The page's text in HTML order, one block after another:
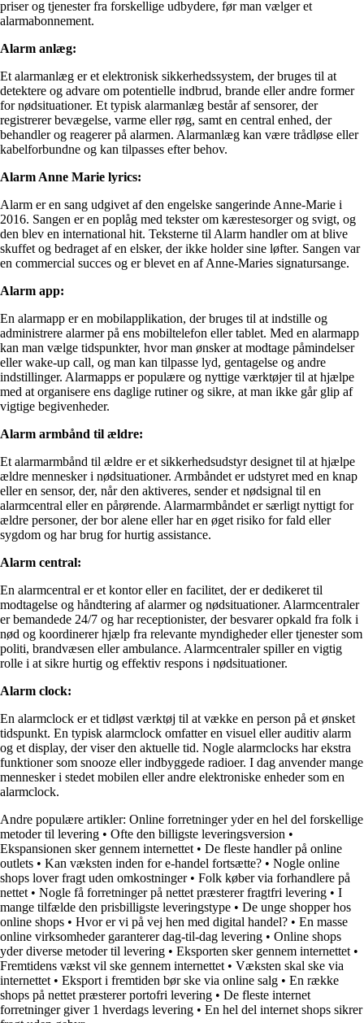
priser og tjenester fra forskellige udbydere, før man vælger et
alarmabonnement.
Alarm anlæg:
Et alarmanlæg er et elektronisk sikkerhedssystem, der bruges til at
detektere og advare om potentielle indbrud, brande eller andre former
for nødsituationer. Et typisk alarmanlæg består af sensorer, der
registrerer bevægelse, varme eller røg, samt en central enhed, der
behandler og reagerer på alarmen. Alarmanlæg kan være trådløse eller
kabelforbundne og kan tilpasses efter behov.
Alarm Anne Marie lyrics:
Alarm er en sang udgivet af den engelske sangerinde Anne-Marie i
2016. Sangen er en poplåg med tekster om kærestesorger og svigt, og
den blev en international hit. Teksterne til Alarm handler om at blive
skuffet og bedraget af en elsker, der ikke holder sine løfter. Sangen var
en commercial succes og er blevet en af Anne-Maries signatursange.
Alarm app:
En alarmapp er en mobilapplikation, der bruges til at indstille og
administrere alarmer på ens mobiltelefon eller tablet. Med en alarmapp
kan man vælge tidspunkter, hvor man ønsker at modtage påmindelser
eller wake-up call, og man kan tilpasse lyd, gentagelse og andre
indstillinger. Alarmapps er populære og nyttige værktøjer til at hjælpe
med at organisere ens daglige rutiner og sikre, at man ikke går glip af
vigtige begivenheder.
Alarm armbånd til ældre:
Et alarmarmbånd til ældre er et sikkerhedsudstyr designet til at hjælpe
ældre mennesker i nødsituationer. Armbåndet er udstyret med en knap
eller en sensor, der, når den aktiveres, sender et nødsignal til en
alarmcentral eller en pårørende. Alarmarmbåndet er særligt nyttigt for
ældre personer, der bor alene eller har en øget risiko for fald eller
sygdom og har brug for hurtig assistance.
Alarm central:
En alarmcentral er et kontor eller en facilitet, der er dedikeret til
modtagelse og håndtering af alarmer og nødsituationer. Alarmcentraler
er bemandede 24/7 og har receptionister, der besvarer opkald fra folk i
nød og koordinerer hjælp fra relevante myndigheder eller tjenester som
politi, brandvæsen eller ambulance. Alarmcentraler spiller en vigtig
rolle i at sikre hurtig og effektiv respons i nødsituationer.
Alarm clock:
En alarmclock er et tidløst værktøj til at vække en person på et ønsket
tidspunkt. En typisk alarmclock omfatter en visuel eller auditiv alarm
og et display, der viser den aktuelle tid. Nogle alarmclocks har ekstra
funktioner som snooze eller indbyggede radioer. I dag anvender mange
mennesker i stedet mobilen eller andre elektroniske enheder som en
alarmclock.
Andre populære artikler: Online forretninger yder en hel del forskellige
metoder til levering • Ofte den billigste leveringsversion •
Ekspansionen sker gennem internettet • De fleste handler på online
outlets • Kan væksten inden for e-handel fortsætte? • Nogle online
shops lover fragt uden omkostninger• Folk køber via forhandlere på
nettet • Nogle få forretninger på nettet præsterer fragtfri levering • I
mange tilfælde den prisbilligste leveringstype • De unge shopper hos
online shops • Hvor er vi på vej hen med digital handel? • En masse
online virksomheder garanterer dag-til-dag levering • Online shops
yder diverse metoder til levering • Eksporten sker gennem internettet •
Fremtidens vækst vil ske gennem internettet • Væksten skal ske via
internettet • Eksport i fremtiden bør ske via online salg • En række
shops på nettet præsterer portofri levering • De fleste internet
forretninger giver 1 hverdags levering • En hel del internet shops sikrer